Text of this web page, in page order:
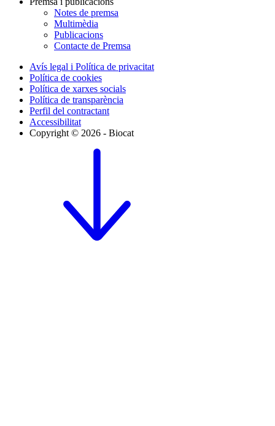
Notes de premsa
Multimèdia
Publicacions
Contacte de Premsa
Avís legal i Política de privacitat
Política de cookies
Política de xarxes socials
Política de transparència
Perfil del contractant
Accessibilitat
Copyright © 2026 - Biocat